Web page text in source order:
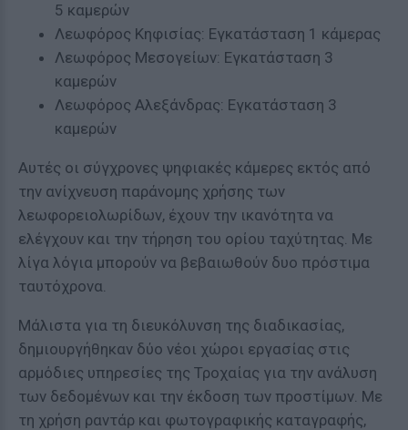
5 καμερών
Λεωφόρος Κηφισίας: Εγκατάσταση 1 κάμερας
Λεωφόρος Μεσογείων: Εγκατάσταση 3
καμερών
Λεωφόρος Αλεξάνδρας: Εγκατάσταση 3
καμερών
Αυτές οι σύγχρονες ψηφιακές κάμερες εκτός από
την ανίχνευση παράνομης χρήσης των
λεωφορειολωρίδων, έχουν την ικανότητα να
ελέγχουν και την τήρηση του ορίου ταχύτητας. Με
λίγα λόγια μπορούν να βεβαιωθούν δυο πρόστιμα
ταυτόχρονα.
Μάλιστα για τη διευκόλυνση της διαδικασίας,
δημιουργήθηκαν δύο νέοι χώροι εργασίας στις
αρμόδιες υπηρεσίες της Τροχαίας για την ανάλυση
των δεδομένων και την έκδοση των προστίμων. Με
τη χρήση ραντάρ και φωτογραφικής καταγραφής,